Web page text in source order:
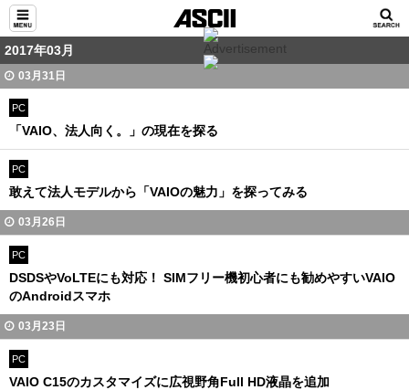
2017年03月
03月31日
PC
「VAIO、法人向く。」の現在を探る
PC
敢えて法人モデルから「VAIOの魅力」を探ってみる
03月26日
PC
DSDSやVoLTEにも対応！ SIMフリー機初心者にも勧めやすいVAIO
のAndroidスマホ
03月23日
PC
VAIO C15のカスタマイズに広視野角Full HD液晶を追加